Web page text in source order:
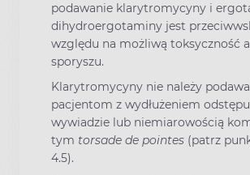
podawanie klarytromycyny i
dihydroergotaminy jest
względu na możliwą toksyczność
sporyszu.
Klarytromycyny nie należy
pacjentom z wydłużeniem
wywiadzie lub niemiarowością
tym torsade de pointes (patrz
4.5).